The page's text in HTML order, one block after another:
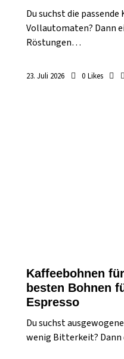
Du suchst die
Vollautomaten? Dann
Röstungen…
23. Juli 2026 0 Likes
Kaffeebohnen
besten Bohnen
Espresso
Du suchst
wenig Bitterkeit?